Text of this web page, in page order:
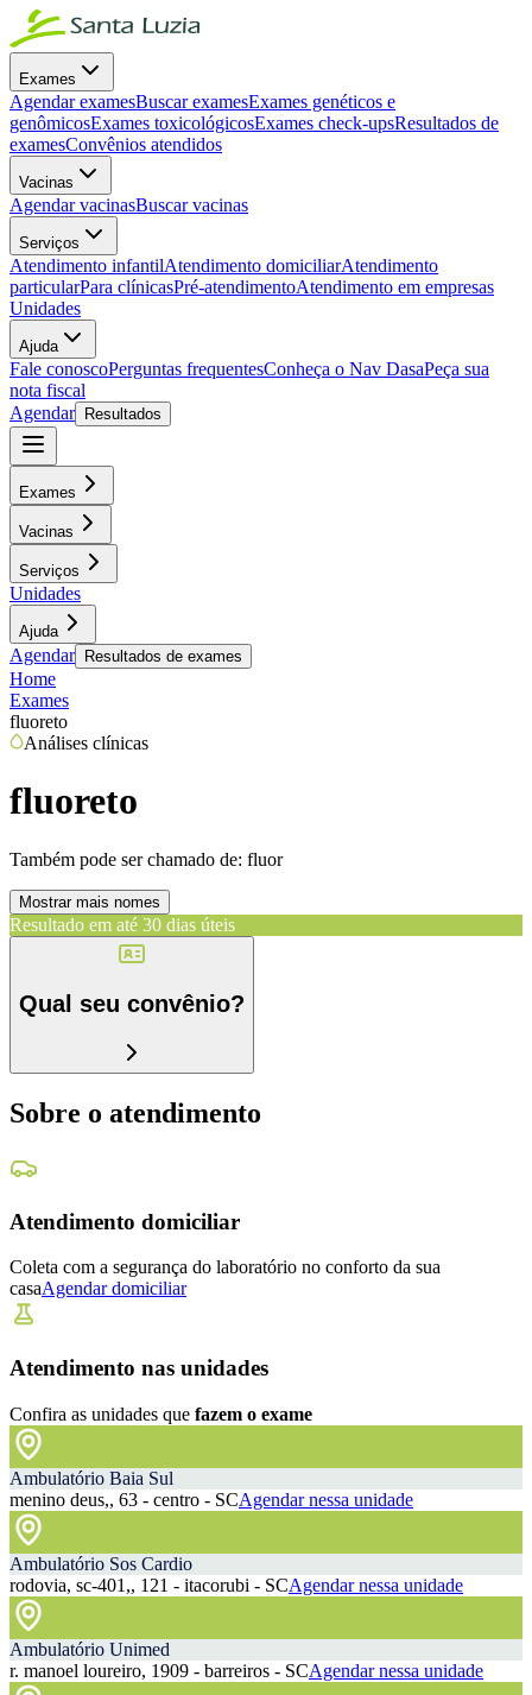
Exames
Agendar examesBuscar examesExames genéticos e
genômicosExames toxicológicosExames check-upsResultados de
examesConvênios atendidos
Vacinas
Agendar vacinasBuscar vacinas
Serviços
Atendimento infantilAtendimento domiciliarAtendimento
particularPara clínicasPré-atendimentoAtendimento em empresas
Unidades
Ajuda
Fale conoscoPerguntas frequentesConheça o Nav DasaPeça sua
nota fiscal
Agendar
Resultados
Exames
Vacinas
Serviços
Unidades
Ajuda
Agendar Resultados de exames
Home
Exames
fluoreto
Análises clínicas
fluoreto
Também pode ser chamado de: fluor
Mostrar mais nomes
Resultado em até 30 dias úteis
Qual seu convênio?
Sobre o atendimento
Atendimento domiciliar
Coleta com a segurança do laboratório no conforto da sua
casaAgendar domiciliar
Atendimento nas unidades
Confira as unidades que fazem o exame
Ambulatório Baia Sul
menino deus,, 63 - centro - SCAgendar nessa unidade
Ambulatório Sos Cardio
rodovia, sc-401,, 121 - itacorubi - SCAgendar nessa unidade
Ambulatório Unimed
r. manoel loureiro, 1909 - barreiros - SCAgendar nessa unidade